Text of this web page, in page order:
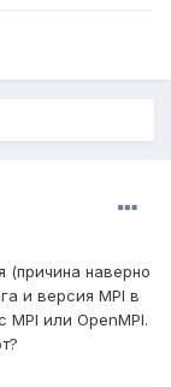
(причина наверно
и версия MPI в
или OpenMPI.